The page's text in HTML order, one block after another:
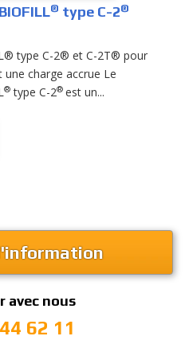
® type C-2®
type C-2® et C-2T® pour
charge accrue Le
® type C-2® est un...
avec nous
62 11